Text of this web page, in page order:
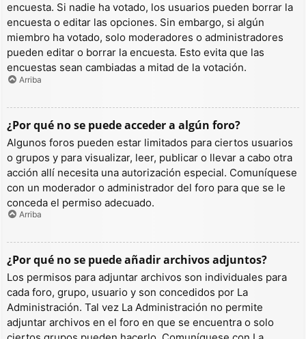
encuesta. Si nadie ha votado, los usuarios pueden borrar la
encuesta o editar las opciones. Sin embargo, si algún
miembro ha votado, solo moderadores o administradores
pueden editar o borrar la encuesta. Esto evita que las
encuestas sean cambiadas a mitad de la votación.
Arriba
¿Por qué no se puede acceder a algún foro?
Algunos foros pueden estar limitados para ciertos usuarios
o grupos y para visualizar, leer, publicar o llevar a cabo otra
acción allí necesita una autorización especial. Comuníquese
con un moderador o administrador del foro para que se le
conceda el permiso adecuado.
Arriba
¿Por qué no se puede añadir archivos adjuntos?
Los permisos para adjuntar archivos son individuales para
cada foro, grupo, usuario y son concedidos por La
Administración. Tal vez La Administración no permite
adjuntar archivos en el foro en que se encuentra o solo